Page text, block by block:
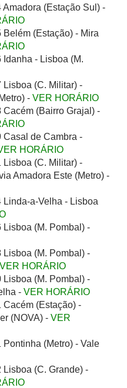
(Estação Sul) -
(Estação) - Mira
Idanha - Lisboa (M.
Lisboa (C. Militar) -
- VER HORÁRIO
Cacém (Bairro Grajal) -
Casal de Cambra -
HORÁRIO
Lisboa (C. Militar) -
Amadora Este (Metro) -
Linda-a-Velha - Lisboa
Lisboa (M. Pombal) -
Lisboa (M. Pombal) -
VER HORÁRIO
Lisboa (M. Pombal) -
- VER HORÁRIO
Cacém (Estação) -
(NOVA) - VER
(Metro) - Vale
Lisboa (C. Grande) -